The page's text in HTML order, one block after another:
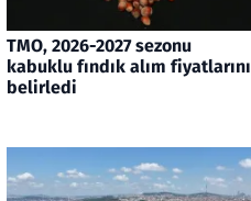
TMO, 2026-2027 sezonu
kabuklu fındık alım fiyatlarını
belirledi